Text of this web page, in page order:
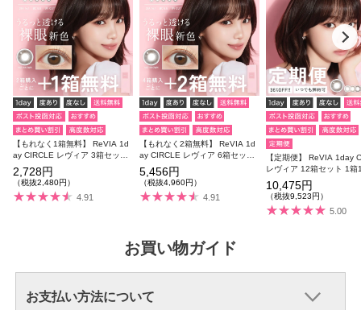
【もれなく1箱無料】 ReVIA 1d
ay CIRCLE レヴィア 3箱セット
1箱10枚入り 合計30枚
2,728円
（税抜2,480円）
4.91
【もれなく2箱無料】 ReVIA 1d
ay CIRCLE レヴィア 6箱セット
1箱10枚入り 合計60枚
5,456円
（税抜4,960円）
4.91
【定期便】 ReVIA 1day
レヴィア 12箱セット 1箱
り 合計120枚
10,475円
（税抜9,523円）
5.00
お買い物ガイド
お支払い方法について